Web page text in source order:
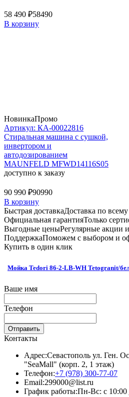
58 490 ₽58490
В корзину
НовинкаПромо
Артикул: КА-00022816
Стиральная машина c сушкой,
инвертором и
автодозированием
MAUNFELD MFWD14116S05
доступно к заказу
90 990 ₽90990
В корзину
Быстрая доставкаДоставка по
Официальная гарантияТолько
Выгодные ценыРегулярные акции
ПоддержкаПоможем с выбором и
Купить в один клик
Мойка Tedori 86-2-LB-WH Tetogranit/
Ваше имя
Телефон
Отправить
Контакты
Адрес:Севастополь ул. Ген.
"SeaMall" (корп. 2, 1 этаж)
Телефон:+7 (978) 300-77-07
Email:299000@list.ru
График работы:Пн-Вс: с 10:00